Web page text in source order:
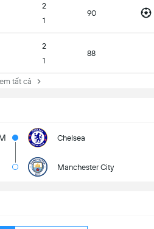
2
1
90
2
1
88
tất cả
Chelsea
Manchester City